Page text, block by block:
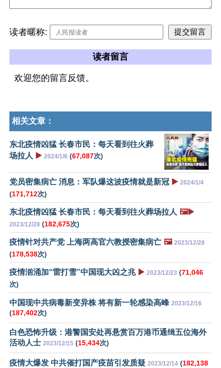
读者暱称:
读者留言
欢迎您的留言反馈。
相关文章：
东北疫情凶猛 长春市民：每天看到往火葬
场拉人 ▶️ 2024/1/6 (67,087次)
党员密集病亡 消息：军队爆这波疫情就是新冠 ▶️ 2024/1/4
(171,712次)
东北疫情凶猛 长春市民：每天看到往火葬场拉人 🖼️▶️
2023/12/28 (182,675次)
疫情针对共产党 上海两高官六教授密集病亡 🖼️ 2023/12/28
(178,538次)
疫情汹涌加“雷打雪”中国现大凶之兆 ▶️ 2023/12/23 (71,046
次)
中国现中共病毒新变异株 将有新一轮感染高峰 2023/12/16
(187,402次)
白色恐怖升级：港警国安处再悬赏百万港币通缉五位海外
活动人士 2023/12/15 (15,434次)
疫情大爆发 中共催打国产疫苗引发质疑 2023/12/14 (182,138